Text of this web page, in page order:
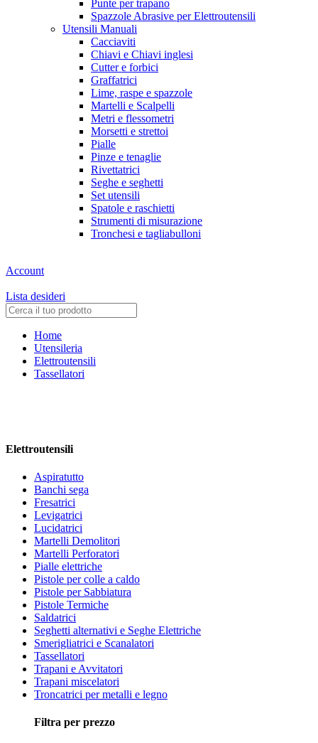
Punte per trapano
Spazzole Abrasive per Elettroutensili
Utensili Manuali
Cacciaviti
Chiavi e Chiavi inglesi
Cutter e forbici
Graffatrici
Lime, raspe e spazzole
Martelli e Scalpelli
Metri e flessometri
Morsetti e strettoi
Pialle
Pinze e tenaglie
Rivettatrici
Seghe e seghetti
Set utensili
Spatole e raschietti
Strumenti di misurazione
Tronchesi e tagliabulloni
Account
Lista desideri
Home
Utensileria
Elettroutensili
Tassellatori
Elettroutensili
Aspiratutto
Banchi sega
Fresatrici
Levigatrici
Lucidatrici
Martelli Demolitori
Martelli Perforatori
Pialle elettriche
Pistole per colle a caldo
Pistole per Sabbiatura
Pistole Termiche
Saldatrici
Seghetti alternativi e Seghe Elettriche
Smerigliatrici e Scanalatori
Tassellatori
Trapani e Avvitatori
Trapani miscelatori
Troncatrici per metalli e legno
Filtra per prezzo